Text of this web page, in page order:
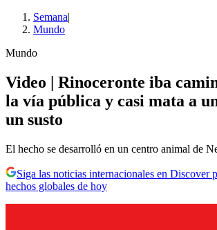
Semana|
Mundo
Mundo
Video | Rinoceronte iba
la vía pública y casi mata a
un susto
El hecho se desarrolló en un centro animal de
Siga las noticias internacionales en Discover
hechos globales de hoy